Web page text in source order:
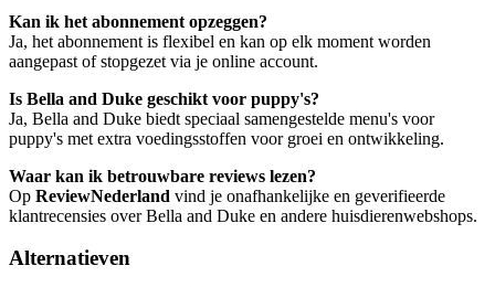
Kan ik het abonnement opzeggen?
Ja, het abonnement is flexibel en kan op elk moment worden
aangepast of stopgezet via je online account.
Is Bella and Duke geschikt voor puppy's?
Ja, Bella and Duke biedt speciaal samengestelde menu's voor
puppy's met extra voedingsstoffen voor groei en ontwikkeling.
Waar kan ik betrouwbare reviews lezen?
Op ReviewNederland vind je onafhankelijke en geverifieerde
klantrecensies over Bella and Duke en andere huisdierenwebshops.
Alternatieven